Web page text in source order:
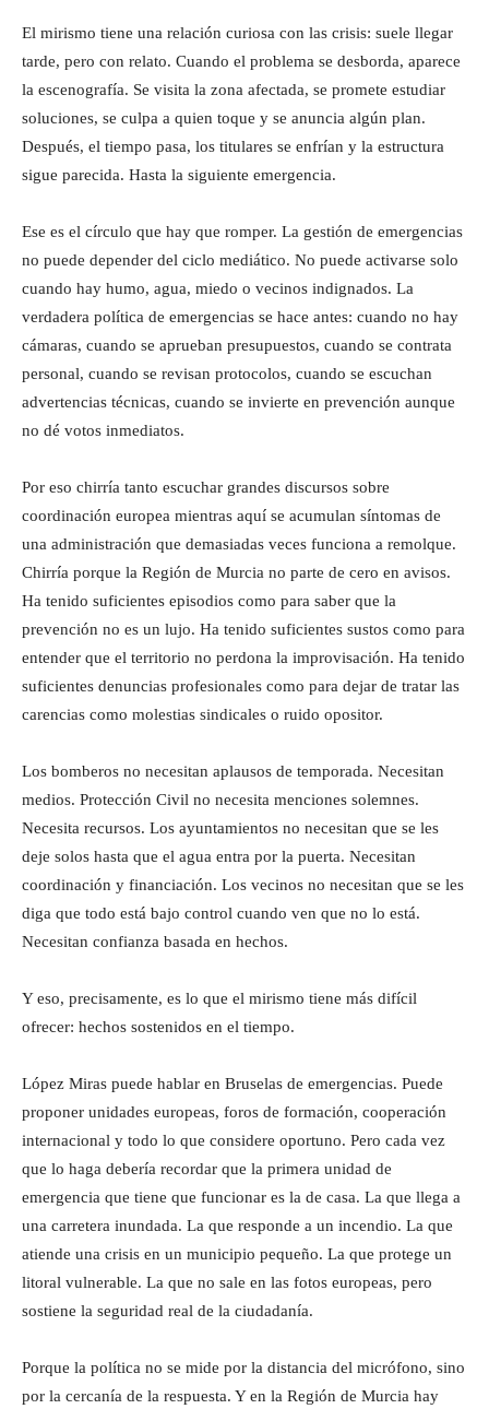
El mirismo tiene una relación curiosa con las crisis: suele llegar
tarde, pero con relato. Cuando el problema se desborda, aparece
la escenografía. Se visita la zona afectada, se promete estudiar
soluciones, se culpa a quien toque y se anuncia algún plan.
Después, el tiempo pasa, los titulares se enfrían y la estructura
sigue parecida. Hasta la siguiente emergencia.
Ese es el círculo que hay que romper. La gestión de emergencias
no puede depender del ciclo mediático. No puede activarse solo
cuando hay humo, agua, miedo o vecinos indignados. La
verdadera política de emergencias se hace antes: cuando no hay
cámaras, cuando se aprueban presupuestos, cuando se contrata
personal, cuando se revisan protocolos, cuando se escuchan
advertencias técnicas, cuando se invierte en prevención aunque
no dé votos inmediatos.
Por eso chirría tanto escuchar grandes discursos sobre
coordinación europea mientras aquí se acumulan síntomas de
una administración que demasiadas veces funciona a remolque.
Chirría porque la Región de Murcia no parte de cero en avisos.
Ha tenido suficientes episodios como para saber que la
prevención no es un lujo. Ha tenido suficientes sustos como para
entender que el territorio no perdona la improvisación. Ha tenido
suficientes denuncias profesionales como para dejar de tratar las
carencias como molestias sindicales o ruido opositor.
Los bomberos no necesitan aplausos de temporada. Necesitan
medios. Protección Civil no necesita menciones solemnes.
Necesita recursos. Los ayuntamientos no necesitan que se les
deje solos hasta que el agua entra por la puerta. Necesitan
coordinación y financiación. Los vecinos no necesitan que se les
diga que todo está bajo control cuando ven que no lo está.
Necesitan confianza basada en hechos.
Y eso, precisamente, es lo que el mirismo tiene más difícil
ofrecer: hechos sostenidos en el tiempo.
López Miras puede hablar en Bruselas de emergencias. Puede
proponer unidades europeas, foros de formación, cooperación
internacional y todo lo que considere oportuno. Pero cada vez
que lo haga debería recordar que la primera unidad de
emergencia que tiene que funcionar es la de casa. La que llega a
una carretera inundada. La que responde a un incendio. La que
atiende una crisis en un municipio pequeño. La que protege un
litoral vulnerable. La que no sale en las fotos europeas, pero
sostiene la seguridad real de la ciudadanía.
Porque la política no se mide por la distancia del micrófono, sino
por la cercanía de la respuesta. Y en la Región de Murcia hay